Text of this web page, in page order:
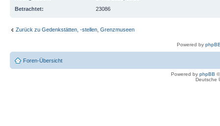
Betrachtet:
23086
Zurück zu Gedenkstätten, -stellen, Grenzmuseen
Powered by
Foren-Übersicht
Powered by phpBB
Deutsche